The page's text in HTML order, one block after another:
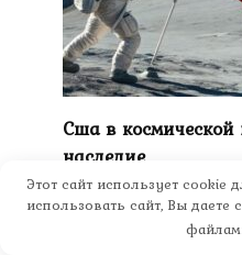
Сша в космической
наследие
США в космической
достижения и
Этот сайт использует cookie
использовать сайт, Вы даете